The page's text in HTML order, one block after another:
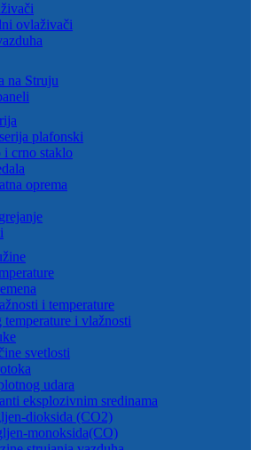
ovlaživači
na Struju
plafonski
i crno staklo
oprema
i temperature
i vlažnosti
svetlosti
udara
eksplozivnim sredinama
dioksida (CO2)
monoksida(CO)